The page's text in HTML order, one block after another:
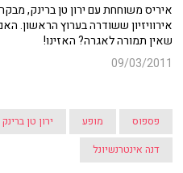
איריס משוחחת עם ירון טן ברינק,
אירוויזיון ששודרה בערוץ הראשון.
שאין תמורה לאגרה? האזינו!
09/03/2011
פספוס מופע ירון טן ברינק
דנה אינטרנשיונל